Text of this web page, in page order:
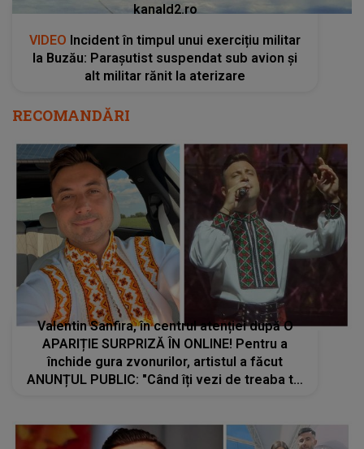
kanald2.ro
VIDEO Incident în timpul unui exercițiu militar
la Buzău: Parașutist suspendat sub avion și
alt militar rănit la aterizare
RECOMANDĂRI
Valentin Sanfira, în centrul atenției după O
APARIȚIE SURPRIZĂ ÎN ONLINE! Pentru a
închide gura zvonurilor, artistul a făcut
ANUNȚUL PUBLIC: "Când îți vezi de treaba ta,